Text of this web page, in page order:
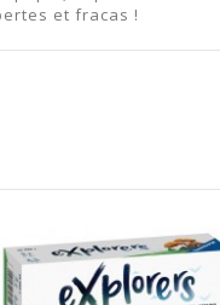
et fracas !